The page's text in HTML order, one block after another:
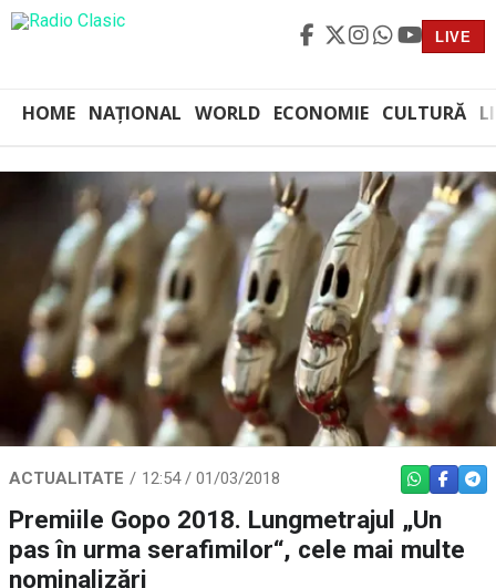
LIVE
HOME NAȚIONAL WORLD ECONOMIE CULTURĂ
ACTUALITATE 12:54 / 01/03/2018 WHATSAPP
Premiile Gopo 2018. Lungmetrajul „Un
pas în urma serafimilor“, cele mai multe
nominalizări